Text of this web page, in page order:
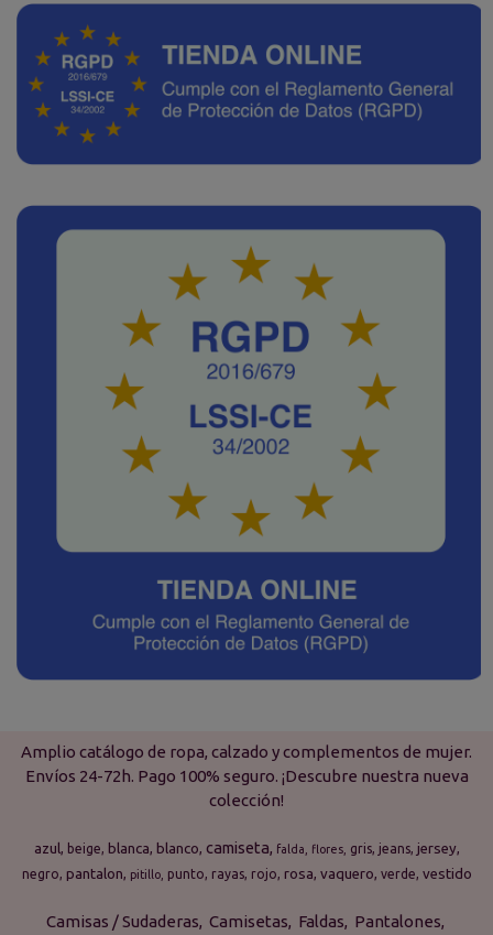
Amplio catálogo de ropa, calzado y complementos de mujer.
Envíos 24-72h. Pago 100% seguro. ¡Descubre nuestra nueva
colección!
azul beige blanca blanco camiseta falda flores gris jeans jersey
negro pantalon pitillo punto rayas rojo rosa vaquero verde vestido
Camisas / Sudaderas Camisetas Faldas Pantalones